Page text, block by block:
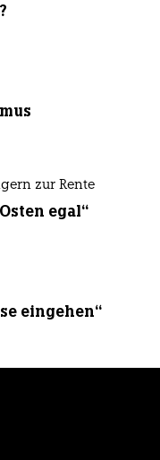
zur Rente
egal“
eingehen“